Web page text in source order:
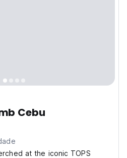
Cebu
at the iconic TOPS